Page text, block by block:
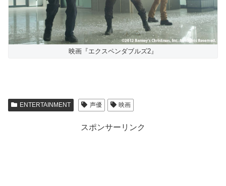
映画『エクスペンダブルズ2』
ENTERTAINMENT 声優 映画
スポンサーリンク